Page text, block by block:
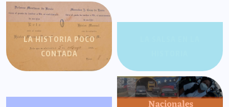
LA HISTORIA POCO
CONTADA